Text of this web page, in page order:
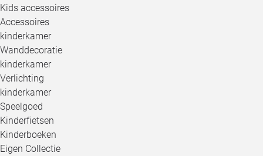
Kids accessoires
Accessoires
kinderkamer
Wanddecoratie
kinderkamer
Verlichting
kinderkamer
Speelgoed
Kinderfietsen
Kinderboeken
Eigen Collectie